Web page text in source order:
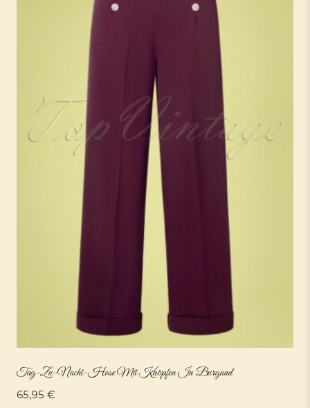
Tag-Zu-Nacht-Hose Mit Knöpfen In Burgund
65,95 €